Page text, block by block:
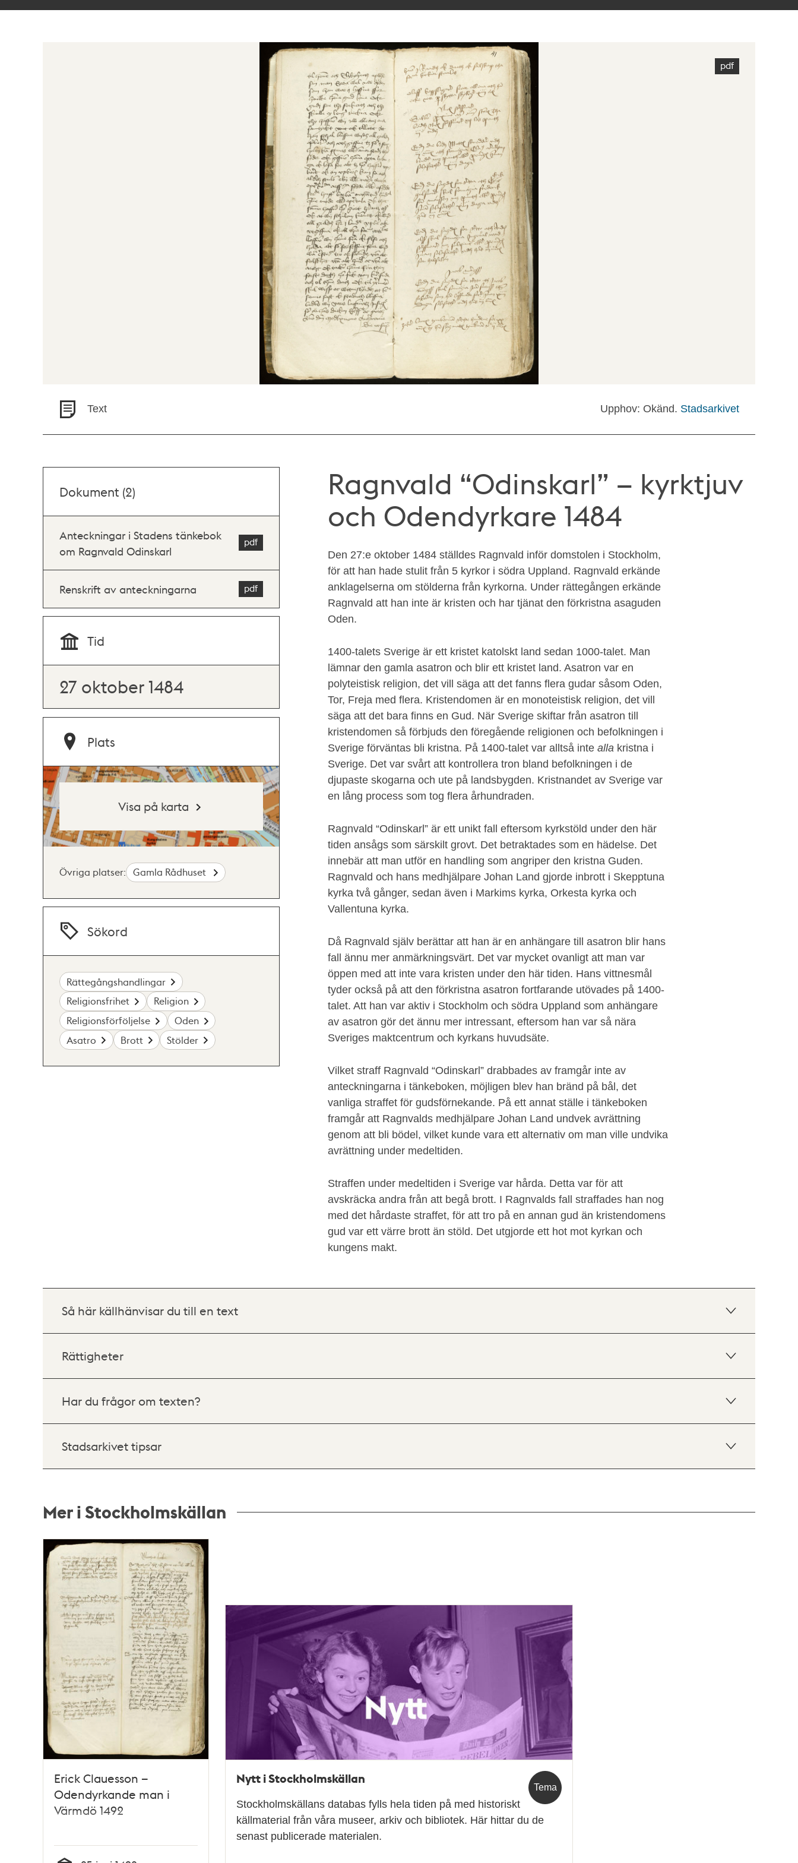
Text Upphov: Okänd. Stadsarkivet
Ragnvald “Odinskarl” – kyrktjuv
och Odendyrkare 1484
Den 27:e oktober 1484 ställdes Ragnvald inför domstolen i Stockholm,
för att han hade stulit från 5 kyrkor i södra Uppland. Ragnvald erkände
anklagelserna om stölderna från kyrkorna. Under rättegången erkände
Ragnvald att han inte är kristen och har tjänat den förkristna asaguden
Oden.
1400-talets Sverige är ett kristet katolskt land sedan 1000-talet. Man
lämnar den gamla asatron och blir ett kristet land. Asatron var en
polyteistisk religion, det vill säga att det fanns flera gudar såsom Oden,
Tor, Freja med flera. Kristendomen är en monoteistisk religion, det vill
säga att det bara finns en Gud. När Sverige skiftar från asatron till
kristendomen så förbjuds den föregående religionen och befolkningen i
Sverige förväntas bli kristna. På 1400-talet var alltså inte alla kristna i
Sverige. Det var svårt att kontrollera tron bland befolkningen i de
djupaste skogarna och ute på landsbygden. Kristnandet av Sverige var
en lång process som tog flera århundraden.
Ragnvald “Odinskarl” är ett unikt fall eftersom kyrkstöld under den här
tiden ansågs som särskilt grovt. Det betraktades som en hädelse. Det
innebär att man utför en handling som angriper den kristna Guden.
Ragnvald och hans medhjälpare Johan Land gjorde inbrott i Skepptuna
kyrka två gånger, sedan även i Markims kyrka, Orkesta kyrka och
Vallentuna kyrka.
Då Ragnvald själv berättar att han är en anhängare till asatron blir hans
fall ännu mer anmärkningsvärt. Det var mycket ovanligt att man var
öppen med att inte vara kristen under den här tiden. Hans vittnesmål
tyder också på att den förkristna asatron fortfarande utövades på 1400-
talet. Att han var aktiv i Stockholm och södra Uppland som anhängare
av asatron gör det ännu mer intressant, eftersom han var så nära
Sveriges maktcentrum och kyrkans huvudsäte.
Vilket straff Ragnvald “Odinskarl” drabbades av framgår inte av
anteckningarna i tänkeboken, möjligen blev han bränd på bål, det
vanliga straffet för gudsförnekande. På ett annat ställe i tänkeboken
framgår att Ragnvalds medhjälpare Johan Land undvek avrättning
genom att bli bödel, vilket kunde vara ett alternativ om man ville undvika
avrättning under medeltiden.
Straffen under medeltiden i Sverige var hårda. Detta var för att
avskräcka andra från att begå brott. I Ragnvalds fall straffades han nog
med det hårdaste straffet, för att tro på en annan gud än kristendomens
gud var ett värre brott än stöld. Det utgjorde ett hot mot kyrkan och
kungens makt.
Dokument (2)
Anteckningar i Stadens tänkebok
om Ragnvald Odinskarl
Renskrift av anteckningarna
Tid
27 oktober 1484
Plats
Visa på karta
Övriga platser: Gamla Rådhuset
Sökord
Rättegångshandlingar
Religionsfrihet
Religion
Religionsförföljelse
Oden
Asatro
Brott Stölder
Så här källhänvisar du till en text
Rättigheter
Har du frågor om texten?
Stadsarkivet tipsar
Mer i Stockholmskällan
Relaterade
poster
och
teman
Erick Clauesson –
Odendyrkande man i
Värmdö 1492
Tema
Nytt i Stockholmskällan
Stockholmskällans databas fylls hela tiden på med historiskt
källmaterial från våra museer, arkiv och bibliotek. Här hittar du de
senast publicerade materialen.